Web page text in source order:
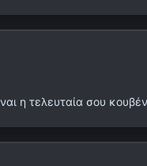
η τελευταία σου